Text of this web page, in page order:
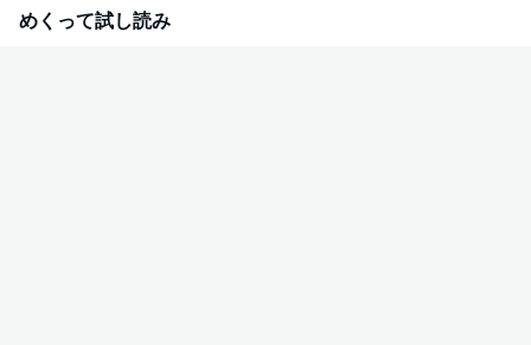
になると第二王子と結婚させられ、大聖堂に軟禁状態の生活を送ることにな
るらしく――。弟のために家を離れられないアニエスは「誰かと結婚してし
めくって試し読み